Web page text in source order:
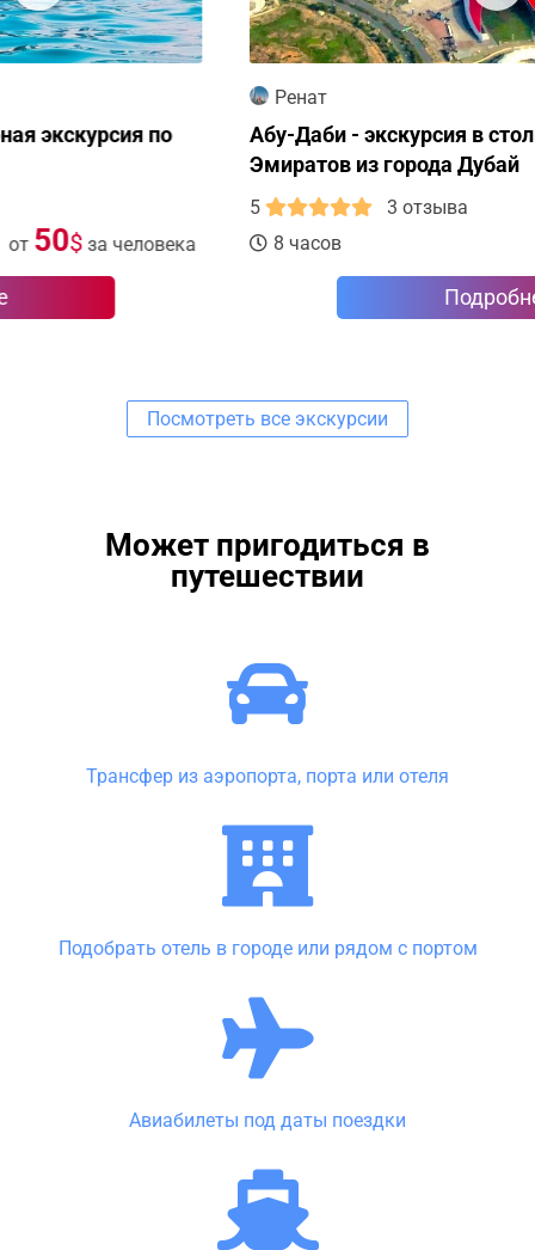
Абу-Даби - экскурсия в столицу Арабских
Эмиратов из города Дубай
8 часов
от
Посмотреть все экскурсии
Может пригодиться в
путешествии
Трансфер из аэропорта, порта или отеля
Подобрать отель в городе или рядом с портом
Авиабилеты под даты поездки